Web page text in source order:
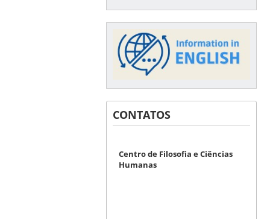
CONTATOS
Centro de Filosofia e Ciências
Humanas